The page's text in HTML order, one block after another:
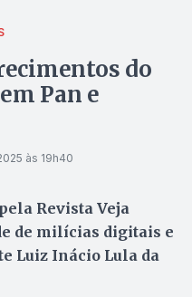
do
Pan e
às 19h40
Revista Veja
de milícias digitais e
Luiz Inácio Lula da